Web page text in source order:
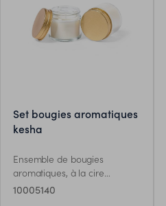
set bougies aromatiques
kesha
Ensemble de bougies
aromatiques, à la cire
végétale et à larôme de fleur
10005140